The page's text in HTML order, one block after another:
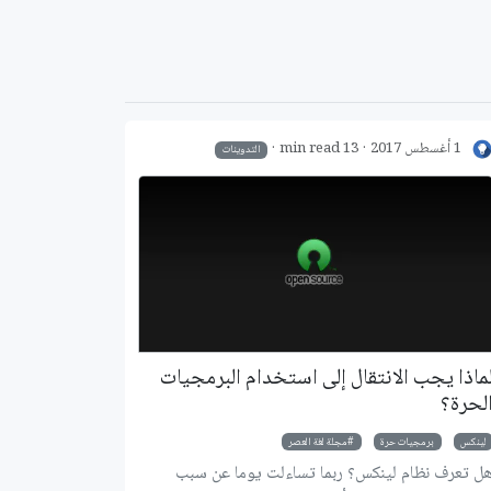
1 أغسطس 2017 13 min read التدوينات
لماذا يجب الانتقال إلى استخدام البرمجيات
الحرة؟
لينكس برمجيات حرة مجلة لغة العصر
هل تعرف نظام لينكس؟ ربما تساءلت يوما عن سبب